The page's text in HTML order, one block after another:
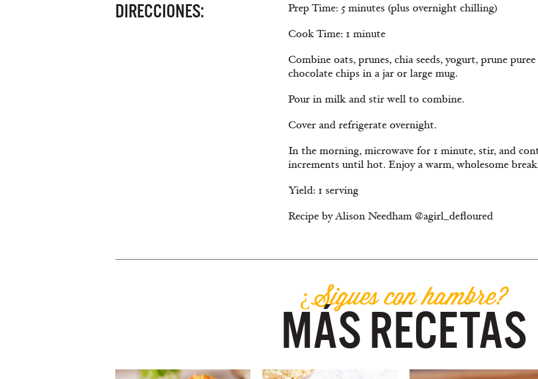
DIRECCIONES:
Prep Time: 5 minutes (plus overnight chilling)
Cook Time: 1 minute
Combine oats, prunes, chia seeds, yogurt, prune
chocolate chips in a jar or large mug.
Pour in milk and stir well to combine.
Cover and refrigerate overnight.
In the morning, microwave for 1 minute, stir, and
increments until hot. Enjoy a warm, wholesome
Yield: 1 serving
Recipe by Alison Needham @agirl_defloured
¿Sigues con hambre?
MÁS RECETAS